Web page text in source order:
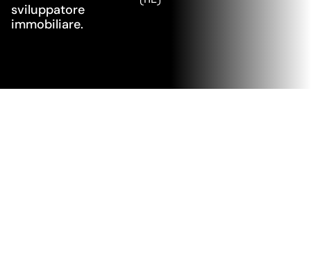
sviluppatore
immobiliare.